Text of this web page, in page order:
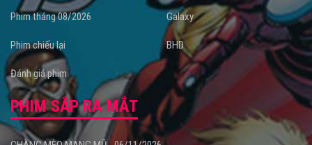
Phim tháng 08/2026
Phim chiếu lại
Đánh giá phim
Galaxy
BHD
PHIM SẮP RA MẮT